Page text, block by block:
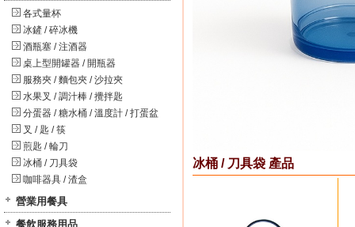
各式量杯
冰鏟 / 碎冰機
酒瓶塞 / 注酒器
桌上型開罐器 / 開瓶器
服務夾 / 麵包夾 / 沙拉夾
水果叉 / 調汁棒 / 攪拌匙
分蛋器 / 糖水桶 / 溫度計 / 打蛋盆
叉 / 匙 / 筷
煎匙 / 輪刀
冰桶 / 刀具袋
咖啡器具 / 渣盒
營業用餐具
餐飲服務用品
冰桶 / 刀具袋 產品